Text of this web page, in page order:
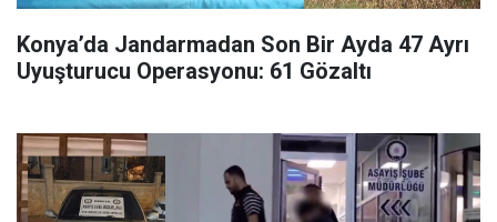
Konya’da Jandarmadan Son Bir Ayda 47 Ayrı
Uyuşturucu Operasyonu: 61 Gözaltı